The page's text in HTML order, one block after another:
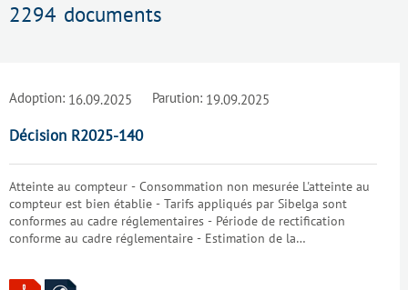
2294 documents
Adoption: 16.09.2025 Parution: 19.09.2025
Décision R2025-140
Atteinte au compteur - Consommation non mesurée L'atteinte au
compteur est bien établie - Tarifs appliqués par Sibelga sont
conformes au cadre réglementaires - Période de rectification
conforme au cadre réglementaire - Estimation de la